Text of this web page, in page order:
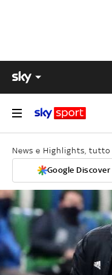
News e Highlights, tutto
Google Discover